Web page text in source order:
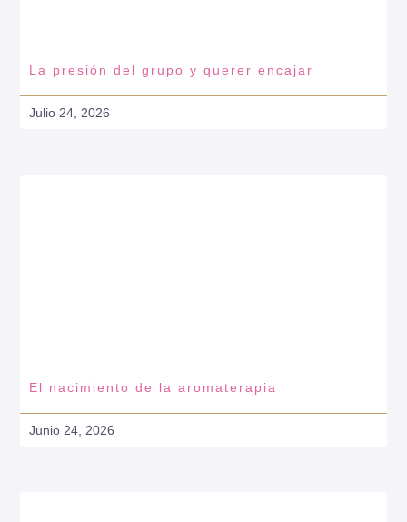
La presión del grupo y querer encajar
Julio 24, 2026
El nacimiento de la aromaterapia
Junio 24, 2026